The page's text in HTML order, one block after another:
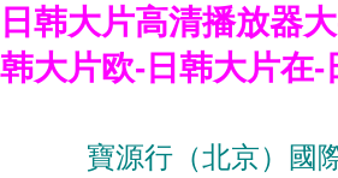
日韩大片高清播放器
韩大片欧-日韩大片在
寶源行（北京）國